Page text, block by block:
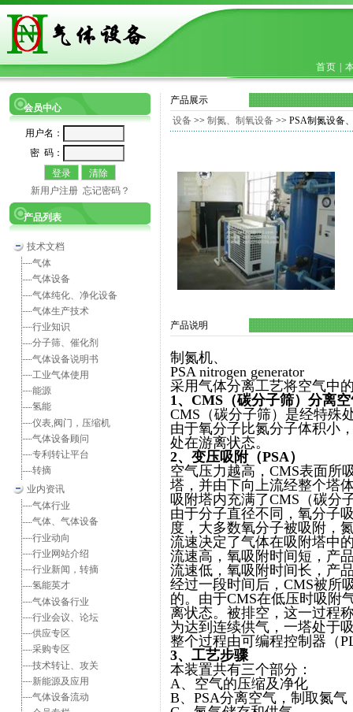
首页
会员中心
用户名：
密 码：
新用户注册 忘记密码？
产品列表
技术文档
气体
气体设备
气体纯化、净化设备
气体生产技术
行业知识
分子筛、催化剂
气体设备说明书
工业气体使用
能源
氢能
仪表,阀门，压缩机
气体设备顾问
专利转让平台
转摘
业内资讯
气体行业
气体、气体设备
行业动向
行业网站介绍
行业新闻，转摘
氢能英才
气体设备行业
行业会议、论坛
供应专区
采购专区
技术转让、攻关
新能源及应用
气体设备流动
产品展示
设备 >> 制氮、制氧设备 >> PSA制氮设备
产品说明
制氮机、
PSA nitrogen generator
采用气体分离工艺将空气中
1、 CMS （碳分子筛）分离
CMS（碳分子筛）是经特殊
由于氧分子比氮分子体积小
处在游离状态。
2、变压吸附（PSA）
空气压力越高，CMS表面所
塔，并由下向上流经整个塔
吸附塔内充满了CMS（碳分
由于分子直径不同，氧分子
度，大多数氧分子被吸附，
流速决定了气体在吸附塔中
流速高，氧吸附时间短，产
流速低，氧吸附时间长，产
经过一段时间后，CMS被所
的。由于CMS在低压时吸附
离状态。被排空，这一过程
为达到连续供气，一塔处于
整个过程由可编程控制器（
3、工艺步骤
本装置共有三个部分：
A、空气的压缩及净化
B、PSA分离空气，制取氮气